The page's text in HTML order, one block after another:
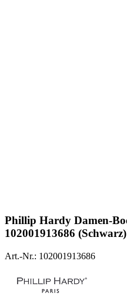
Phillip Hardy Damen-
102001913686 (Schwarz)
Art.-Nr.: 102001913686